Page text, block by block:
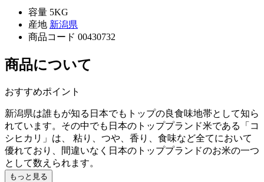
容量 5KG
産地 新潟県
商品コード 00430732
商品について
おすすめポイント
新潟県は誰もが知る日本でもトップの良食味地帯として知ら
れています。その中でも日本のトッププランド米である「コ
シヒカリ」は、 粘り、つや、香り、食味など全てにおいて
優れており、間違いなく日本のトッププランドのお米の一つ
として数えられます。
もっと見る